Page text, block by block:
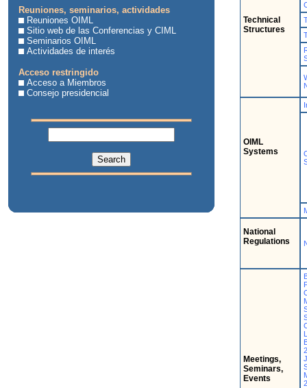
Reuniones, seminarios, actividades
Reuniones OIML
Sitio web de las Conferencias y CIML
Seminarios OIML
Actividades de interés
Acceso restringido
Acceso a Miembros
Consejo presidencial
Technical
Structures
OIML
Systems
National
Regulations
Meetings,
Seminars,
Events